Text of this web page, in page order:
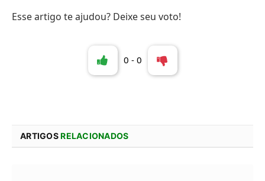
Esse artigo te ajudou? Deixe seu voto!
0 - 0
ARTIGOSRELACIONADOS